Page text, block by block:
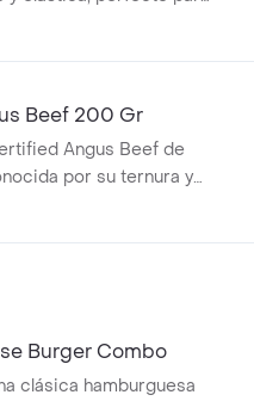
o disfrutar en
Beef 200 Gr
Angus Beef de
por su ternura y
para asar o
Burger Combo
clásica hamburguesa